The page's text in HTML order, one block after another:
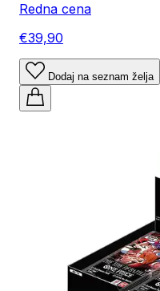
Redna cena
€39,90
Dodaj na seznam želja